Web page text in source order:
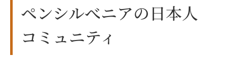
ペンシルべニアの日本人
コミュニティ